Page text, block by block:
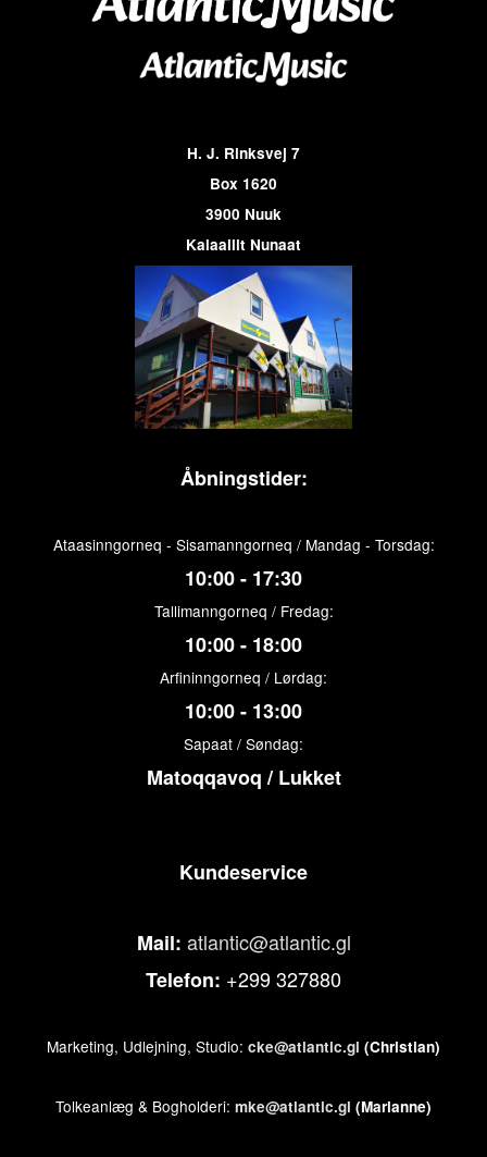
H. J. Rinksvej 7
Box 1620
3900 Nuuk
Kalaallit Nunaat
Åbningstider:
Ataasinngorneq - Sisamanngorneq / Mandag - Torsdag:
10:00 - 17:30
Tallimanngorneq / Fredag:
10:00 - 18:00
Arfininngorneq / Lørdag:
10:00 - 13:00
Sapaat / Søndag:
Matoqqavoq / Lukket
Kundeservice
Mail: atlantic@atlantic.gl
Telefon: +299 327880
Marketing, Udlejning, Studio: cke@atlantic.gl (Christian)
Tolkeanlæg & Bogholderi: mke@atlantic.gl (Marianne)